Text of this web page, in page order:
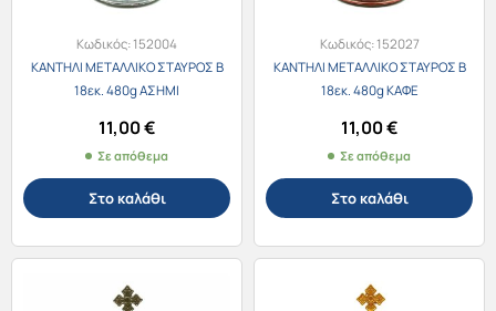
Κωδικός:152004
ΚΑΝΤΗΛΙ ΜΕΤΑΛΛΙΚΟ ΣΤΑΥΡΟΣ Β
18εκ. 480g ΑΣΗΜΙ
11,00€
Σε απόθεμα
Στο καλάθι
Κωδικός:152027
ΚΑΝΤΗΛΙ ΜΕΤΑΛΛΙΚΟ ΣΤΑΥΡΟΣ Β
18εκ. 480g ΚΑΦΕ
11,00€
Σε απόθεμα
Στο καλάθι